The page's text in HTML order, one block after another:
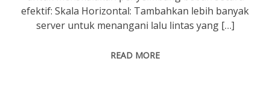
efektif: Skala Horizontal: Tambahkan lebih banyak
server untuk menangani lalu lintas yang […]
READ MORE